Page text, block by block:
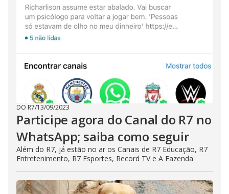
DO R7/13/09/2023
Participe agora do Canal do R7 no
WhatsApp; saiba como seguir
Além do R7, já estão no ar os Canais de R7 Educação, R7
Entretenimento, R7 Esportes, Record TV e A Fazenda